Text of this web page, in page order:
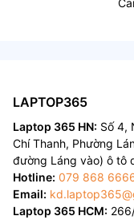
LAPTOP365
Laptop 365 HN: Số 4,
Chí Thanh, Phường
đường Láng vào) ô tô
Hotline: 079 868
Email:
Laptop 365 HCM: